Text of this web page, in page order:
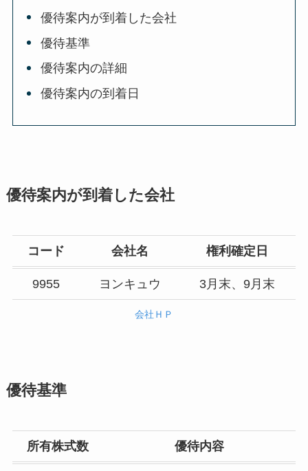
優待案内が到着した会社
優待基準
優待案内の詳細
優待案内の到着日
優待案内が到着した会社
コード 会社名 権利確定日
9955 ヨンキュウ 3月末、9月末
会社ＨＰ
優待基準
所有株式数 優待内容